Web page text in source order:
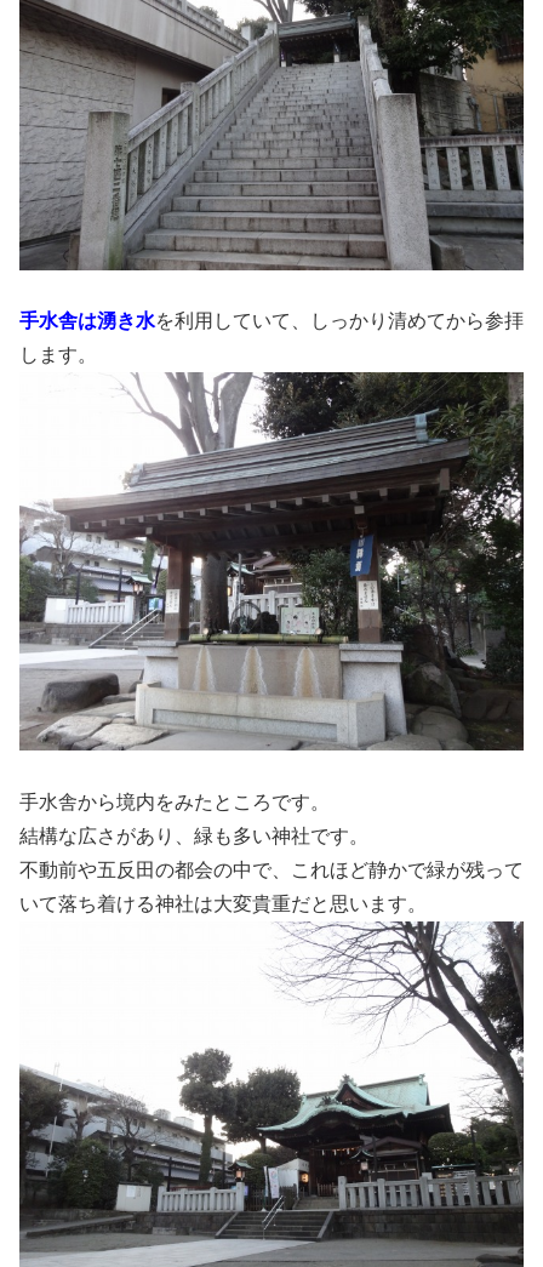
手水舎は湧き水を利用していて、しっかり清めてから参拝
します。
手水舎から境内をみたところです。
結構な広さがあり、緑も多い神社です。
不動前や五反田の都会の中で、これほど静かで緑が残って
いて落ち着ける神社は大変貴重だと思います。